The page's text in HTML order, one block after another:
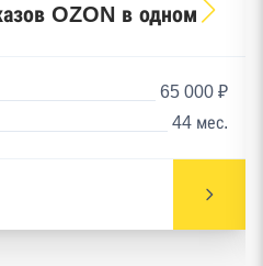
OZON в одном
65 000 ₽
44 мес.